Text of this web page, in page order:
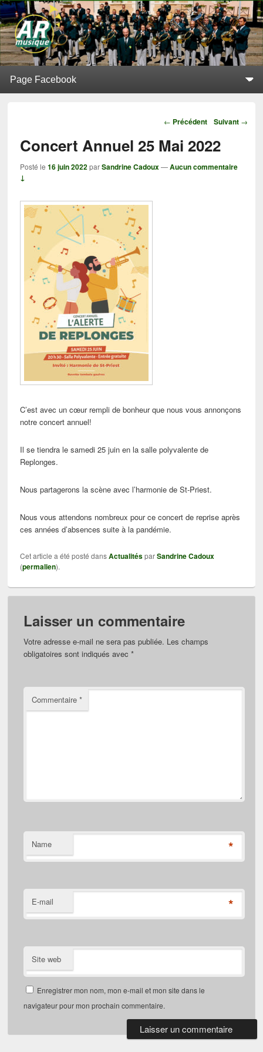
L'Alerte de Replonges
BATTERIE-FANFARE SITUÉE À REPLONGES (AIN)
Navigation
← Précédent Suivant →
Concert Annuel 25 Mai 2022
Posté le16 juin 2022 parSandrine Cadoux —Aucun commentaire
↓
C’est avec un cœur rempli de bonheur que nous vous annonçons
notre concert annuel!
Il se tiendra le samedi 25 juin en la salle polyvalente de
Replonges.
Nous partagerons la scène avec l’harmonie de St-Priest.
Nous vous attendons nombreux pour ce concert de reprise après
ces années d’absences suite à la pandémie.
Cet article a été posté dansActualitésparSandrine Cadoux
(permalien).
Laisser un commentaire
Votre adresse e-mail ne sera pas publiée. Les champs
obligatoires sont indiqués avec*
Commentaire*
Name *
E-mail *
Site web
Enregistrer mon nom, mon e-mail et mon site dans le
navigateur pour mon prochain commentaire.